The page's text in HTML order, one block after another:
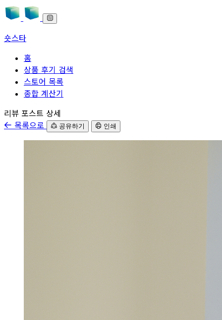
숏스타
홈
상품 후기 검색
스토어 목록
종합 계산기
본문으로 바로가기
리뷰 포스트 상세
목록으로
공유하기 인쇄